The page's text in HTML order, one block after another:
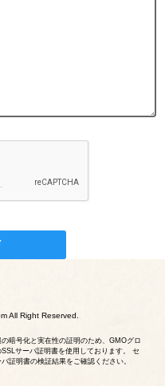
All Right Reserved.
暗号化と実在性の証明のため、GMOグロ
サーバ証明書を使用しております。 セ
証明書の検証結果をご確認ください。